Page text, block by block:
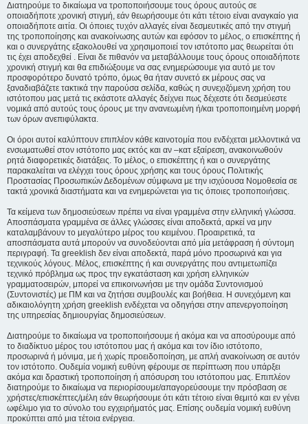
Διατηρούμε το δικαίωμα να τροποποιήσουμε τους όρους αυτούς σε
οποιαδήποτε χρονική στιγμή, εάν θεωρήσουμε ότι κάτι τέτοιο είναι αναγκαίο για
οποιαδήποτε αιτία. Οι όποιες τυχόν αλλαγές είναι δεσμευτικές από την στιγμή
της τροποποίησης και ανακοίνωσης αυτών και εφόσον το μέλος, ο επισκέπτης ή
και ο συνεργάτης εξακολουθεί να χρησιμοποιεί τον ιστότοπο μας θεωρείται ότι
τις έχει αποδεχθεί . Είναι δε πιθανόν να μεταβάλλουμε τους όρους οποιαδήποτε
χρονική στιγμή και θα επιδιώξουμε να σας ενημερώσουμε για αυτό με τον
προσφορότερο δυνατό τρόπο, όμως θα ήταν συνετό εκ μέρους σας να
ξαναδιαβάζετε τακτικά την παρούσα σελίδα, καθώς η συνεχιζόμενη χρήση του
ιστότοπου μας μετά τις εκάστοτε αλλαγές δείχνει πως δέχεστε ότι δεσμεύεστε
νομικά από αυτούς τους όρους με την ανανεωμένη ή/και τροποποιημένη μορφή
των όρων ανεπιφύλακτα.
Οι όροι αυτοί καλύπτουν επιπλέον κάθε καινοτομία που ενδέχεται μελλοντικά να
ενσωματωθεί στον ιστότοπο μας εκτός και αν –κατ εξαίρεση, ανακοινωθούν
ρητά διαφορετικές διατάξεις. Το μέλος, ο επισκέπτης ή και ο συνεργάτης
παρακαλείται να ελέγχει τους όρους χρήσης και τους όρους Πολιτικής
Προστασίας Προσωπικών Δεδομένων σύμφωνα με την ισχύουσα Νομοθεσία σε
τακτά χρονικά διαστήματα και να ενημερώνεται για τις όποιες τροποποιήσεις.
Τα κείμενα των δημοσιεύσεων πρέπει να είναι γραμμένα στην ελληνική γλώσσα.
Αποσπάσματα γραμμένα σε άλλες γλώσσες είναι αποδεκτά, αρκεί να μην
καταλαμβάνουν το μεγαλύτερο μέρος του κειμένου. Προαιρετικά, τα
αποσπάσματα αυτά μπορούν να συνοδεύονται από μία μετάφραση ή σύντομη
περιγραφή. Τα greeklish δεν είναι αποδεκτά, παρά μόνο προσωρινά και για
τεχνικούς λόγους. Μέλος, επισκέπτης ή και συνεργάτης που αντιμετωπίζει
τεχνικό πρόβλημα ως προς την εγκατάσταση και χρήση ελληνικών
γραμματοσειρών, μπορεί να επικοινωνήσει με την ομάδα Συντονισμού
(Συντονιστές) με ΠΜ και να ζητήσει συμβουλές και βοήθεια. Η συνεχόμενη και
αδικαιολόγητη χρήση greeklish ενδέχεται να οδηγήσει στην απενεργοποίηση
της υπηρεσίας δημιουργίας δημοσιεύσεων.
Διατηρούμε το δικαίωμα να τροποποιήσουμε ή ακόμα και να αποσύρουμε από
το διαδίκτυο μέρος του ιστότοπου μας ή ακόμα και τον ίδιο ιστότοπο,
προσωρινά ή μόνιμα, με ή χωρίς προειδοποίηση, με απλή ανακοίνωση σε αυτόν
τον ιστότοπο. Ουδεμία νομική ευθύνη φέρουμε σε περίπτωση που υπάρξει
ακόμα και δραστική τροποποίηση ή απόσυρση του ιστότοπου μας. Επιπλέον
διατηρούμε το δικαίωμα να περιορίσουμε/απαγορεύσουμε την πρόσβαση σε
χρήστες/επισκέπτες/μέλη εάν θεωρήσουμε ότι κάτι τέτοιο είναι θεμιτό και εν γένει
ωφέλιμο για το σύνολο του εγχειρήματός μας. Επίσης ουδεμία νομική ευθύνη
προκύπτει από μια τέτοια ενέργεια.